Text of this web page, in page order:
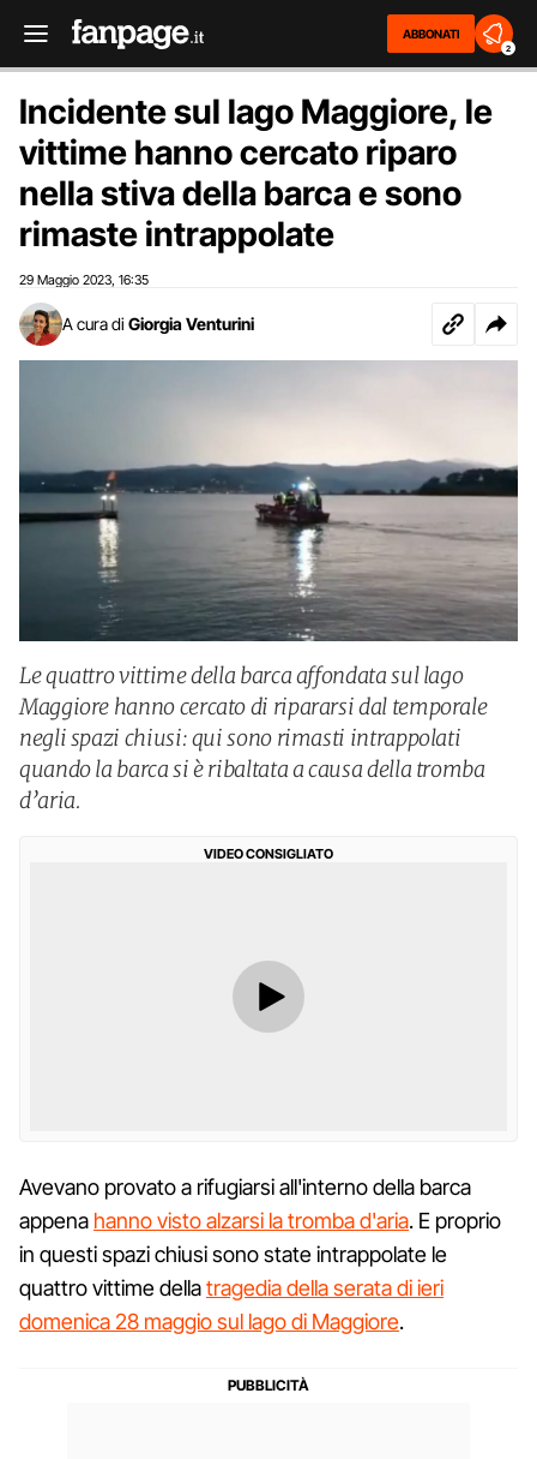
ABBONATI
2
Incidente sul lago Maggiore, le
vittime hanno cercato riparo
nella stiva della barca e sono
rimaste intrappolate
29 Maggio 2023 16:35
A cura di Giorgia Venturini
Le quattro vittime della barca affondata sul lago
Maggiore hanno cercato di ripararsi dal temporale
negli spazi chiusi: qui sono rimasti intrappolati
quando la barca si è ribaltata a causa della tromba
d’aria.
VIDEO CONSIGLIATO
Avevano provato a rifugiarsi all'interno della barca
appena hanno visto alzarsi la tromba d'aria. E proprio
in questi spazi chiusi sono state intrappolate le
quattro vittime dellatragedia della serata di ieri
domenica 28 maggio sul lago di Maggiore.